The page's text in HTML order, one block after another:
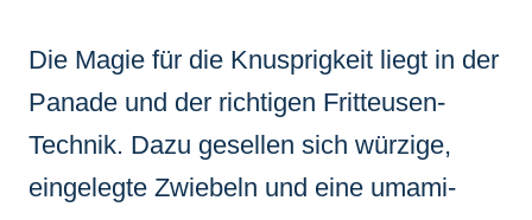
Die Magie für die Knusprigkeit liegt in der
Panade und der richtigen Fritteusen-
Technik. Dazu gesellen sich würzige,
eingelegte Zwiebeln und eine umami-